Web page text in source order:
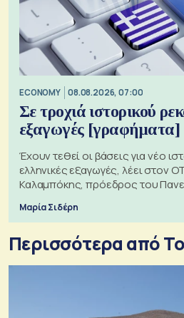
ECONOMY 08.08.2026, 07:00
Σε τροχιά ιστορικού
εξαγωγές [γραφήματα]
Έχουν τεθεί οι βάσεις για νέο
ελληνικές εξαγωγές, λέει στον
Καλαμπόκης, πρόεδρος του
Μαρία Σιδέρη
Περισσότερα από